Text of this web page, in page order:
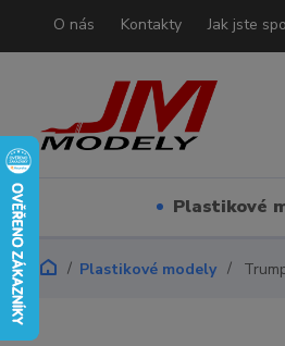
O nás Kontakty Jak jste
Plastikové
Plastikové modely